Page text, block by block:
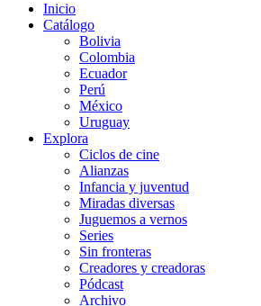
Inicio
Catálogo
Bolivia
Colombia
Ecuador
Perú
México
Uruguay
Explora
Ciclos de cine
Alianzas
Infancia y juventud
Miradas diversas
Juguemos a vernos
Series
Sin fronteras
Creadores y creadoras
Pódcast
Archivo